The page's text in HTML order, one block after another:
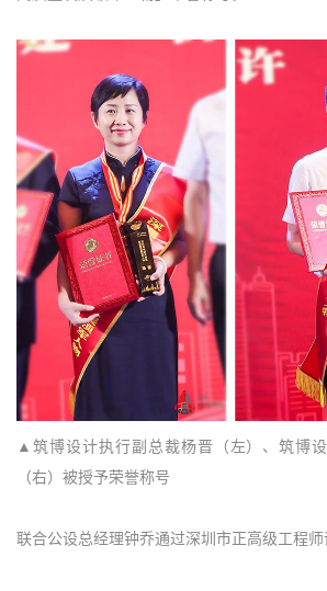
▲筑博设计执行副总裁杨晋（左）、筑博
（右）被授予荣誉称号
联合公设总经理钟乔通过深圳市正高级工程师